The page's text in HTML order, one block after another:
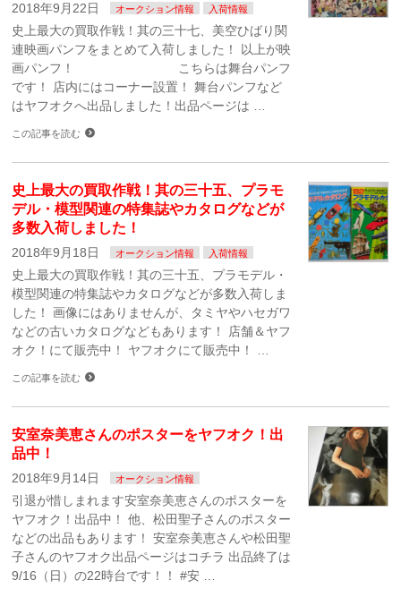
2018年9月22日 オークション情報 入荷情報
史上最大の買取作戦！其の三十七、美空ひばり関
連映画パンフをまとめて入荷しました！ 以上が映
画パンフ！ こちらは舞台パンフ
です！ 店内にはコーナー設置！ 舞台パンフなど
はヤフオクへ出品しました！出品ページは …
この記事を読む
史上最大の買取作戦！其の三十五、プラモ
デル・模型関連の特集誌やカタログなどが
多数入荷しました！
2018年9月18日 オークション情報 入荷情報
史上最大の買取作戦！其の三十五、プラモデル・
模型関連の特集誌やカタログなどが多数入荷しま
した！ 画像にはありませんが、タミヤやハセガワ
などの古いカタログなどもあります！ 店舗＆ヤフ
オク！にて販売中！ ヤフオクにて販売中！ …
この記事を読む
安室奈美恵さんのポスターをヤフオク！出
品中！
2018年9月14日 オークション情報
引退が惜しまれます安室奈美恵さんのポスターを
ヤフオク！出品中！ 他、松田聖子さんのポスター
などの出品もあります！ 安室奈美恵さんや松田聖
子さんのヤフオク出品ページはコチラ 出品終了は
9/16（日）の22時台です！！ #安 …